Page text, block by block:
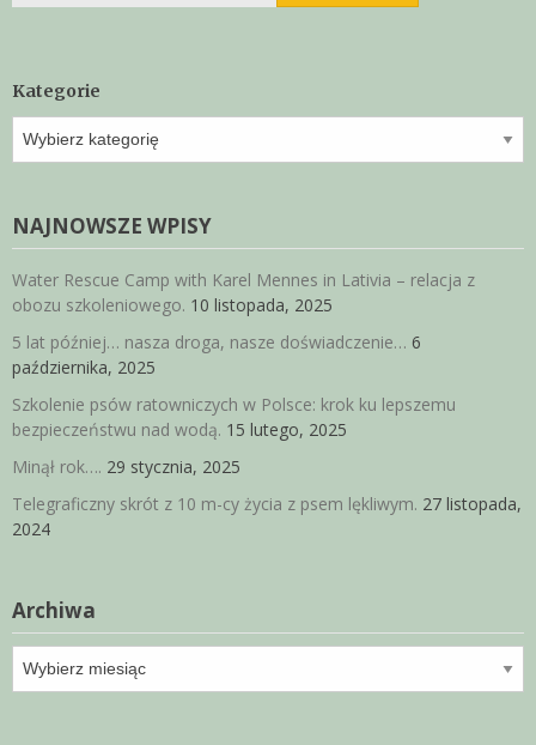
Kategorie
Kategorie
NAJNOWSZE WPISY
Water Rescue Camp with Karel Mennes in Lativia – relacja z
obozu szkoleniowego. 10 listopada, 2025
5 lat później… nasza droga, nasze doświadczenie… 6
października, 2025
Szkolenie psów ratowniczych w Polsce: krok ku lepszemu
bezpieczeństwu nad wodą. 15 lutego, 2025
Minął rok…. 29 stycznia, 2025
Telegraficzny skrót z 10 m-cy życia z psem lękliwym. 27 listopada,
2024
Archiwa
Archiwa